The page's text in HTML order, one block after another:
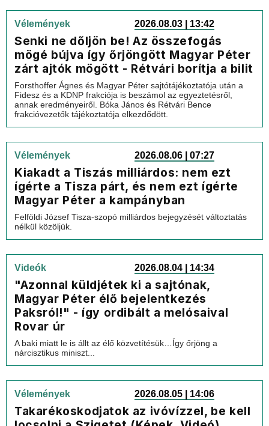
Vélemények 2026.08.03 | 13:42
Senki ne dőljön be! Az összefogás
mögé bújva így őrjöngött Magyar Péter
zárt ajtók mögött - Rétvári borítja a bilit
Forsthoffer Ágnes és Magyar Péter sajtótájékoztatója után a
Fidesz és a KDNP frakciója is beszámol az egyeztetésről,
annak eredményeiről. Bóka János és Rétvári Bence
frakcióvezetők tájékoztatója elkezdődött.
Vélemények 2026.08.06 | 07:27
Kiakadt a Tiszás milliárdos: nem ezt
ígérte a Tisza párt, és nem ezt ígérte
Magyar Péter a kampányban
Felföldi József Tisza-szopó milliárdos bejegyzését változtatás
nélkül közöljük.
Videók 2026.08.04 | 14:34
"Azonnal küldjétek ki a sajtónak,
Magyar Péter élő bejelentkezés
Paksról!" - így ordibált a melósaival
Rovar úr
A baki miatt le is állt az élő közvetítésük…Így őrjöng a
nárcisztikus miniszt...
Vélemények 2026.08.05 | 14:06
Takarékoskodjatok az ivóvízzel, be kell